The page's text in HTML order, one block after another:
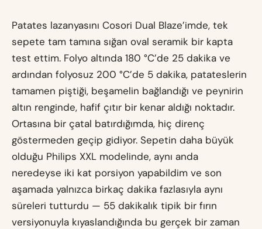
Patates lazanyasını Cosori Dual Blaze’imde, tek
sepete tam tamına sığan oval seramik bir kapta
test ettim. Folyo altında 180 °C’de 25 dakika ve
ardından folyosuz 200 °C’de 5 dakika, patateslerin
tamamen piştiği, beşamelin bağlandığı ve peynirin
altın renginde, hafif çıtır bir kenar aldığı noktadır.
Ortasına bir çatal batırdığımda, hiç direnç
göstermeden geçip gidiyor. Sepetin daha büyük
olduğu Philips XXL modelinde, aynı anda
neredeyse iki kat porsiyon yapabildim ve son
aşamada yalnızca birkaç dakika fazlasıyla aynı
süreleri tutturdu — 55 dakikalık tipik bir fırın
versiyonuyla kıyaslandığında bu gerçek bir zaman